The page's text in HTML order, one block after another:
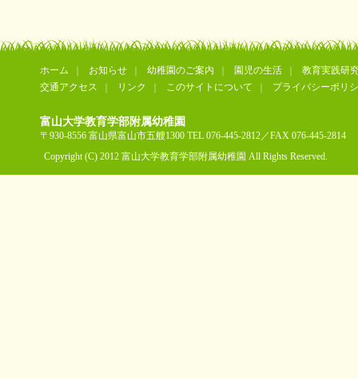
ホーム お知らせ 幼稚園のご案内 園児の生活
教育実践研
交通アクセス
リンク このサイトについて プライバシーポリ
富山大学教育学部附属幼稚園
〒930-8556 富山県富山市五艘1300 TEL 076-445-2812／FAX 076-445-2814
Copyright (C) 2012 富山大学教育学部附属幼稚園 All Rights Reserved.